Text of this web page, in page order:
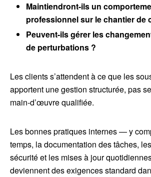
Maintiendront-ils un
professionnel sur le chantier de
Peuvent-ils gérer les
de perturbations ?
Les clients s’attendent à ce que les
apportent une gestion structurée, pas
main-d’œuvre qualifiée.
Les bonnes pratiques internes — y
temps, la documentation des tâches,
sécurité et les mises à jour
deviennent des exigences standard